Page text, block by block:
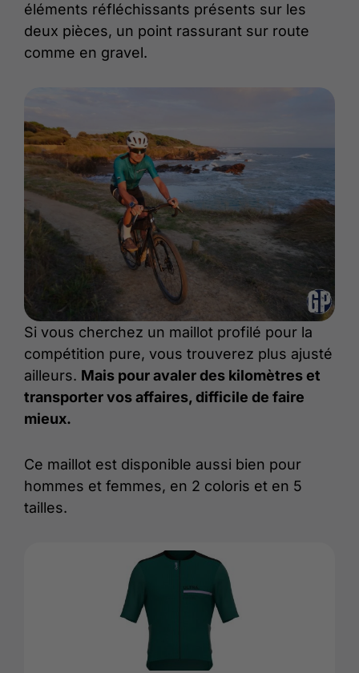
éléments réfléchissants présents sur les
deux pièces, un point rassurant sur route
comme en gravel.
Si vous cherchez un maillot profilé pour la
compétition pure, vous trouverez plus ajusté
ailleurs. Mais pour avaler des kilomètres et
transporter vos affaires, difficile de faire
mieux.
Ce maillot est disponible aussi bien pour
hommes et femmes, en 2 coloris et en 5
tailles.